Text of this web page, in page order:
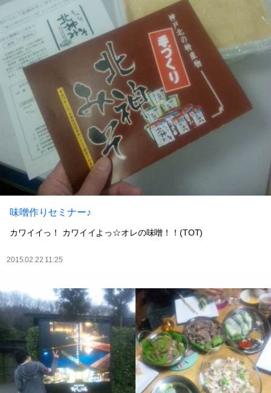
味噌作りセミナー♪
カワイイっ！ カワイイよっ☆オレの味噌！！(TOT)
2015.02.22 11:25